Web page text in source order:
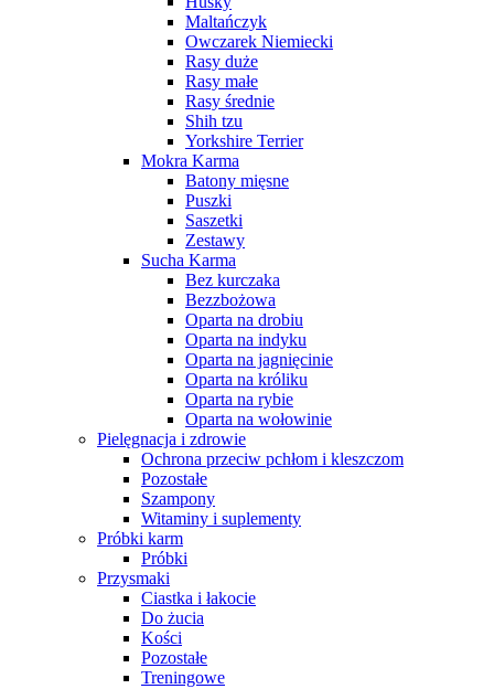
Maltańczyk
Owczarek Niemiecki
Rasy duże
Rasy małe
Rasy średnie
Shih tzu
Yorkshire Terrier
Mokra Karma
Batony mięsne
Puszki
Saszetki
Zestawy
Sucha Karma
Bez kurczaka
Bezzbożowa
Oparta na drobiu
Oparta na indyku
Oparta na jagnięcinie
Oparta na króliku
Oparta na rybie
Oparta na wołowinie
Pielęgnacja i zdrowie
Ochrona przeciw pchłom i kleszczom
Pozostałe
Szampony
Witaminy i suplementy
Próbki karm
Próbki
Przysmaki
Ciastka i łakocie
Do żucia
Kości
Pozostałe
Treningowe